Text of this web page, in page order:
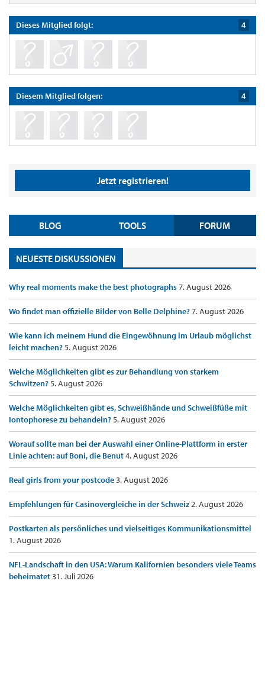
Dieses Mitglied folgt: 4
Diesem Mitglied folgen: 4
Jetzt registrieren!
BLOG TOOLS FORUM
NEUESTE DISKUSSIONEN
Why real moments make the best photographs7. August 2026
Wo findet man offizielle Bilder von Belle Delphine?7. August 2026
Wie kann ich meinem Hund die Eingewöhnung im Urlaub möglichst
leicht machen?5. August 2026
Welche Möglichkeiten gibt es zur Behandlung von starkem
Schwitzen?5. August 2026
Welche Möglichkeiten gibt es, Schweißhände und Schweißfüße mit
Iontophorese zu behandeln?5. August 2026
Worauf sollte man bei der Auswahl einer Online-Plattform in erster
Linie achten: auf Boni, die Benut4. August 2026
Real girls from your postcode3. August 2026
Empfehlungen für Casinovergleiche in der Schweiz2. August 2026
Postkarten als persönliches und vielseitiges Kommunikationsmittel
1. August 2026
NFL-Landschaft in den USA: Warum Kalifornien besonders viele Teams
beheimatet31. Juli 2026